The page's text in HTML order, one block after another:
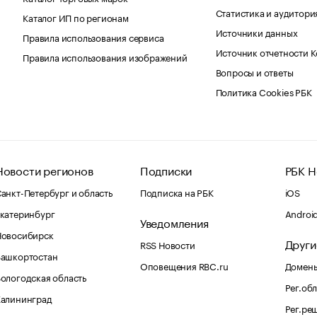
Каталог ИП по регионам
Правила использования сервиса
Правила использования изображений
Статистика и
Источники данных
Источник отчетности
Вопросы и ответы
Политика Cookies РБК
регионов
Петербург и область
область
Подписки
Подписка на РБК
Уведомления
RSS Новости
Оповещения RBC.ru
РБК
iOS